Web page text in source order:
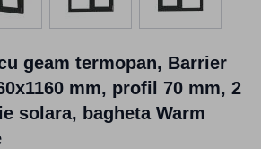
geam termopan, Barrier
mm, profil 70 mm, 2
solara, bagheta Warm